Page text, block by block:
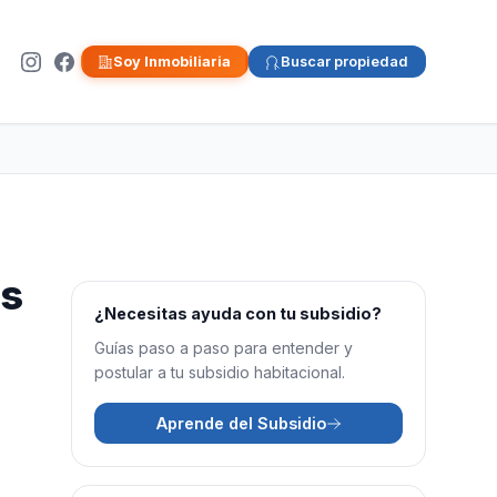
Soy Inmobiliaria Buscar propiedad
¿Necesitas ayuda con tu subsidio?
Guías paso a paso para entender y
postular a tu subsidio habitacional.
Aprende del Subsidio